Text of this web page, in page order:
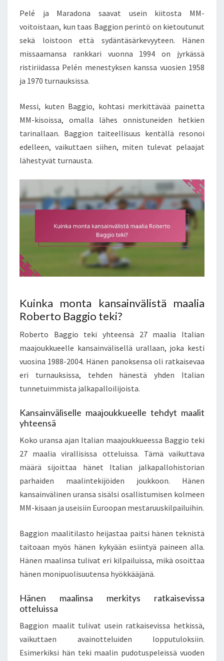
Pelé ja Maradona saavat usein kiitosta MM-
voitoistaan, kun taas Baggion perintö on kietoutunut
sekä loistoon että sydäntäsärkevyyteen. Hänen
missaamansa rankkari vuonna 1994 on jyrkässä
ristiriidassa Pelén menestyksen kanssa vuosien 1958
ja 1970 turnauksissa.
Messi, kuten Baggio, kohtasi merkittävää painetta
MM-kisoissa, omalla lähes onnistuneiden hetkien
tarinallaan. Baggion taiteellisuus kentällä resonoi
edelleen, vaikuttaen siihen, miten tulevat pelaajat
lähestyvät turnausta.
Kuinka monta kansainvälistä maalia
Roberto Baggio teki?
Roberto Baggio teki yhteensä 27 maalia Italian
maajoukkueelle kansainvälisellä urallaan, joka kesti
vuosina 1988-2004. Hänen panoksensa oli ratkaisevaa
eri turnauksissa, tehden hänestä yhden Italian
tunnetuimmista jalkapalloilijoista.
Kansainväliselle maajoukkueelle tehdyt maalit
yhteensä
Koko uransa ajan Italian maajoukkueessa Baggio teki
27 maalia virallisissa otteluissa. Tämä vaikuttava
määrä sijoittaa hänet Italian jalkapallohistorian
parhaiden maalintekijöiden joukkoon. Hänen
kansainvälinen uransa sisälsi osallistumisen kolmeen
MM-kisaan ja useisiin Euroopan mestaruuskilpailuihin.
Baggion maalitilasto heijastaa paitsi hänen teknistä
taitoaan myös hänen kykyään esiintyä paineen alla.
Hänen maalinsa tulivat eri kilpailuissa, mikä osoittaa
hänen monipuolisuutensa hyökkääjänä.
Hänen maalinsa merkitys ratkaisevissa
otteluissa
Baggion maalit tulivat usein ratkaisevissa hetkissä,
vaikuttaen avainotteluiden lopputuloksiin.
Esimerkiksi hän teki maalin pudotuspeleissä vuoden